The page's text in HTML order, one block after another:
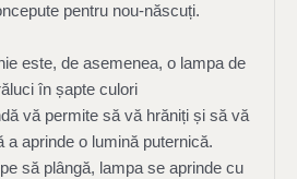
pentru nou-născuți.
este, de asemenea, o lampa de
în șapte culori
vă permite să vă hrăniți și să vă
a aprinde o lumină puternică.
să plângă, lampa se aprinde cu